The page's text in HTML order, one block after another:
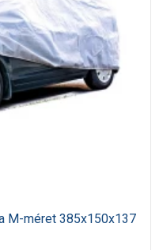
M-méret 385x150x137